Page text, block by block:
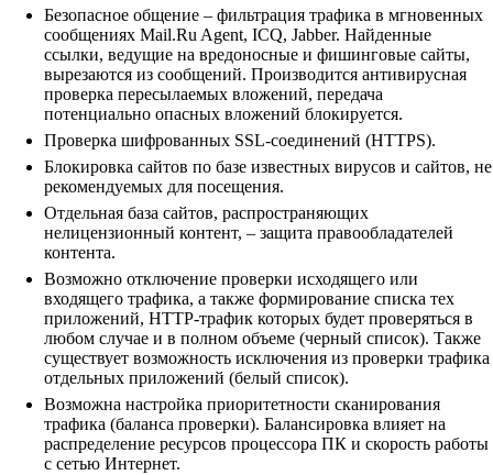
Безопасное общение – фильтрация трафика в мгновенных
сообщениях Mail.Ru Agent, ICQ, Jabber. Найденные
ссылки, ведущие на вредоносные и фишинговые сайты,
вырезаются из сообщений. Производится антивирусная
проверка пересылаемых вложений, передача
потенциально опасных вложений блокируется.
Проверка шифрованных SSL-соединений (HTTPS).
Блокировка сайтов по базе известных вирусов и сайтов, не
рекомендуемых для посещения.
Отдельная база сайтов, распространяющих
нелицензионный контент, – защита правообладателей
контента.
Возможно отключение проверки исходящего или
входящего трафика, а также формирование списка тех
приложений, HTTP-трафик которых будет проверяться в
любом случае и в полном объеме (черный список). Также
существует возможность исключения из проверки трафика
отдельных приложений (белый список).
Возможна настройка приоритетности сканирования
трафика (баланса проверки). Балансировка влияет на
распределение ресурсов процессора ПК и скорость работы
с сетью Интернет.